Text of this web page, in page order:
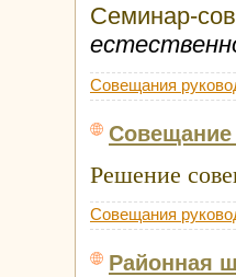
Семинар-
Совещания
Совещание
Решение
Совещания
Районная